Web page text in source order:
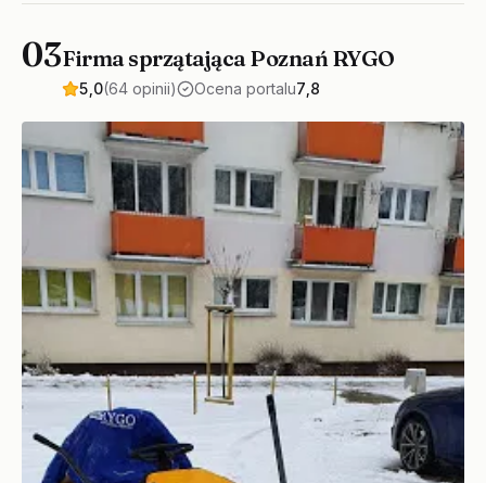
03Firma sprzątająca Poznań RYGO
5,0(64 opinii) Ocena portalu7,8